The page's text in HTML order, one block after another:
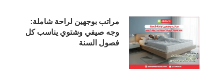
مراتب بوجهين لراحة شاملة:
وجه صيفي وشتوي يناسب كل
فصول السنة